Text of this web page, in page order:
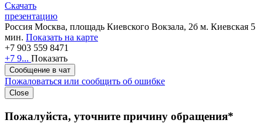
Скачать
презентацию
Россия Москва, площадь Киевского Вокзала, 2б м. Киевская 5
мин. Показать на карте
+7 903 559 8471
+7 9... Показать
Сообщение в чат
Пожаловаться или сообщить об ошибке
Close
Пожалуйста, уточните причину обращения*